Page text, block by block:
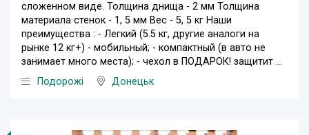
сложенном виде. Толщина днища - 2 мм Толщина
материала стенок - 1, 5 мм Вес - 5, 5 кг Наши
преимущества : - Легкий (5.5 кг, другие аналоги на
рынке 12 кг+) - мобильный; - компактный (в авто не
занимает много места); - чехол в ПОДАРОК! защитит ...
Подорожі
Донецьк